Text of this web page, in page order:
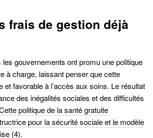
frais de gestion déjà
gouvernements ont promu une politique
à charge, laissant penser que cette
et favorable à l’accès aux soins. Le résultat
des inégalités sociales et des difficultés
politique de la santé gratuite
pour la sécurité sociale et le modèle
(4).